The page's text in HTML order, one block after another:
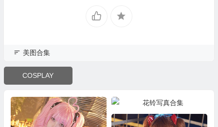
美图合集
COSPLAY
花铃写真合集